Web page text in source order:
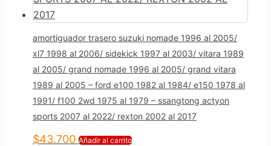
amortiguador trasero suzuki nomade 1996 al 2005/
xl7 1998 al 2006/ sidekick 1997 al 2003/ vitara 1989
al 2005/ grand nomade 1996 al 2005/ grand vitara
1989 al 2005 – ford e100 1982 al 1984/ e150 1978 al
1991/ f100 2wd 1975 al 1979 – ssangtong actyon
sports 2007 al 2022/ rexton 2002 al 2017
$43.700 Añadir al carrito